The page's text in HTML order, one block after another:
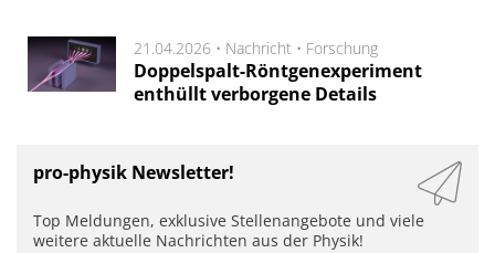
21.04.2026 • Nachricht • Forschung
Doppelspalt-Röntgenexperiment
enthüllt verborgene Details
pro-physik Newsletter!
Top Meldungen, exklusive Stellenangebote und viele
weitere aktuelle Nachrichten aus der Physik!